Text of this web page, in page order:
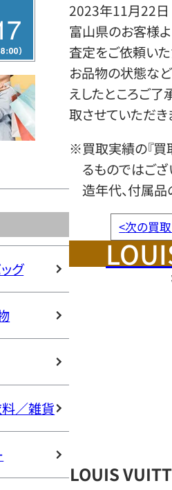
グ
料／雑貨
2023年11月22日
富山県のお客様よ
査定をご依頼いた
お品物の状態など
えしたところご
取させていただき
※買取実績の『買
るものではござ
造年代、付属品
<次の買
LOUIS